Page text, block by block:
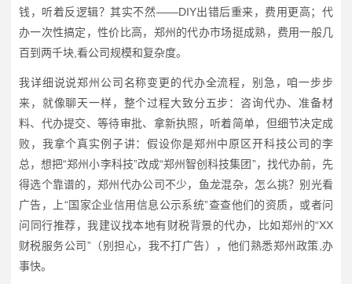
钱，听着反逻辑？其实不然——DIY出错后重来，费用更高；代
办一次性搞定，性价比高，郑州的代办市场挺成熟，费用一般几
百到两千块,看公司规模和复杂度。
我详细说说郑州公司名称变更的代办全流程，别急，咱一步步
来，就像聊天一样，整个过程大致分五步：咨询代办、准备材
料、代办提交、等待审批、拿新执照，听着简单，但细节决定成
败，我拿个真实例子讲：假设你是郑州中原区开科技公司的李
总，想把“郑州小李科技”改成“郑州智创科技集团”，找代办前，先
得选个靠谱的，郑州代办公司不少，鱼龙混杂，怎么挑？别光看
广告，上“国家企业信用信息公示系统”查查他们的资质，或者问
问同行推荐，我建议找本地有财税背景的代办，比如郑州的“XX
财税服务公司”（别担心，我不打广告），他们熟悉郑州政策,办
事快。